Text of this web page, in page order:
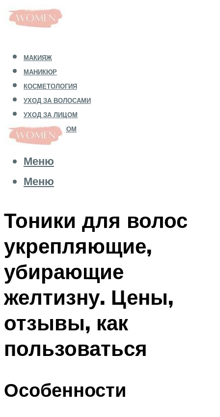
МАКИЯЖ
МАНИКЮР
КОСМЕТОЛОГИЯ
УХОД ЗА ВОЛОСАМИ
УХОД ЗА ЛИЦОМ
УХОД ЗА ТЕЛОМ
Меню
Меню
Тоники для волос
укрепляющие,
убирающие
желтизну. Цены,
отзывы, как
пользоваться
Особенности